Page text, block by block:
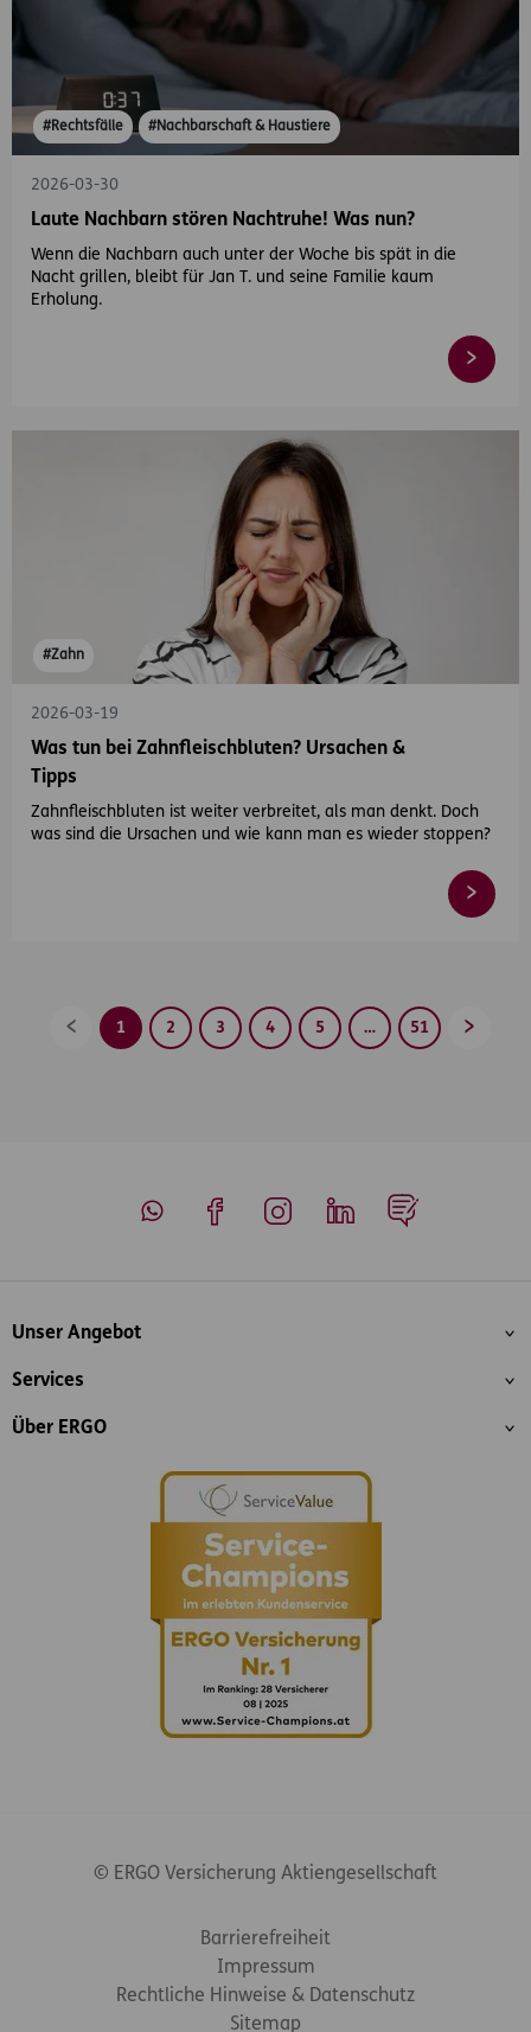
#Rechtsfälle #Nachbarschaft & Haustiere
2026-03-30
Laute Nachbarn stören Nachtruhe! Was nun?
Wenn die Nachbarn auch unter der Woche bis spät in die
Nacht grillen, bleibt für Jan T. und seine Familie kaum
Erholung.
#Zahn
2026-03-19
Was tun bei Zahnfleischbluten? Ursachen &
Tipps
Zahnfleischbluten ist weiter verbreitet, als man denkt. Doch
was sind die Ursachen und wie kann man es wieder stoppen?
Zurück1 2 3 4 5 … 51
Inhaltsübersicht
Unser Angebot
Services
Über ERGO
© ERGO Versicherung Aktiengesellschaft
Barrierefreiheit
Impressum
Rechtliche Hinweise & Datenschutz
Sitemap